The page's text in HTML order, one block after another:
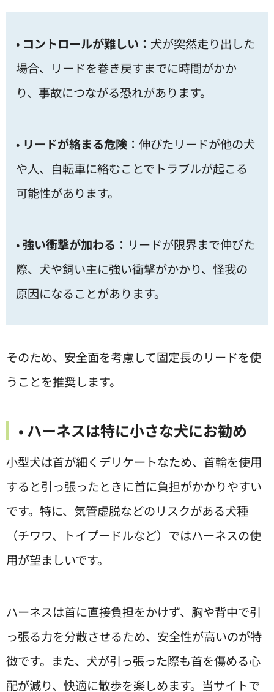
• コントロールが難しい： 犬が突然走り出した
場合、リードを巻き戻すまでに時間がかか
り、事故につながる恐れがあります。
• リードが絡まる危険 ：伸びたリードが他の犬
や人、自転車に絡むことでトラブルが起こる
可能性があります。
•強い衝撃が加わる ：リードが限界まで伸びた
際、犬や飼い主に強い衝撃がかかり、怪我の
原因になることがあります。
そのため、安全面を考慮して固定長のリードを使
うことを推奨します。
• ハーネスは特に小さな犬にお勧め
小型犬は首が細くデリケートなため、首輪を使用
すると引っ張ったときに首に負担がかかりやすい
です。特に、気管虚脱などのリスクがある犬種
（チワワ、トイプードルなど）ではハーネスの使
用が望ましいです。
ハーネスは首に直接負担をかけず、胸や背中で引
っ張る力を分散させるため、安全性が高いのが特
徴です。また、犬が引っ張った際も首を傷める心
配が減り、快適に散歩を楽しめます。当サイトで